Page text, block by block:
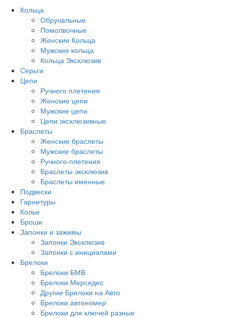
Кольца
Обручальные
Помолвочные
Женские Кольца
Мужские кольца
Кольца Эксклюзив
Серьги
Цепи
Ручного плетения
Женские цепи
Мужские цепи
Цепи эксклюзивные
Браслеты
Женские браслеты
Мужские браслеты
Ручного-плетения
Браслеты эксклюзив
Браслеты именные
Подвески
Гарнитуры
Колье
Броши
Запонки и зажимы
Запонки Эксклюзив
Запонки с инициалами
Брелоки
Брелоки БМВ
Брелоки Мерседес
Другие Брелоки на Авто
Брелоки автономер
Брелоки для ключей разные